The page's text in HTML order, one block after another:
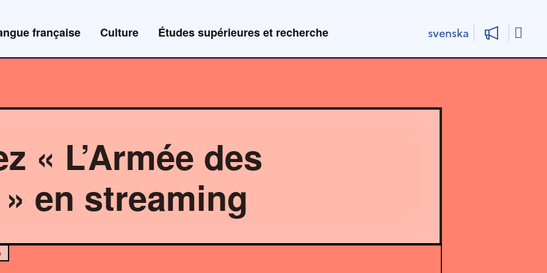
française Culture Études supérieures et recherche svenska
« L’Armée des
en streaming